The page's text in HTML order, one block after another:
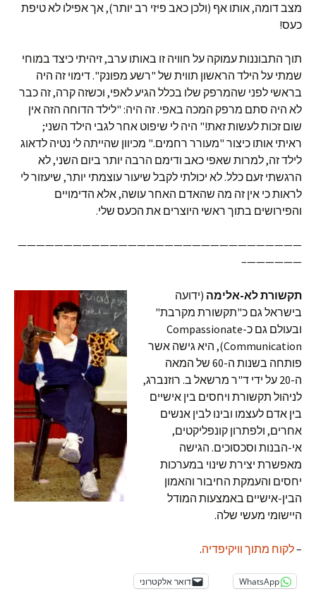
מצב דומה, אותו אף (ולכן כאב פיזי רב יותר), אך אפילו לא טיפת
כעס!
תוך התבוננות עמוקה על חוויה זו באותו ערב, זיהיתי כיצד במוחי
שמתי על הילד הראשון תווית של "רשע מפונק". דימוי זה היה
בראשי לפני שהמרפק שלו בכלל הגיע לאפי, וכשזה קרה, זה כבר
לא היה סתם מרפק המכה באפי. זה היה: "לילד הדוחה הזה אין
שום זכות לעשות זאת!" היה לי שיפוט אחר לגבי הילד השני;
ראיתי אותו כיצור "מעורר רחמים." מכיוון שהייתה לי נטיה לדאוג
לילד זה, למרות שאפי כאב ודימם הרבה יותר ביום השני, לא
הרגשתי זעם כלל. לא יכולתי לקבל שיעור עוצמתי יותר, שיעזור לי
לראות כי אין זה מה שהאדם האחר עושה, אלא הדימויים
והפירושים בתוך ראשי היוצרים את הכעס שלי.
———————————————————————————————
——————–
תקשורת לא-אלימה (ידועה
בישראל גם כ"תקשורת מקרבת"
ובעולם גם כ-Compassionate
Communication), היא גישה אשר
פותחה בשנות ה-60 של המאה
ה-20 על ידי ד"ר מרשאל ב. רוזנברג,
לניהול תקשורת ויחסים בין אישיים
בין אדם לעצמו ובינו לבין אנשים
אחרים, ולפתרון קונפליקטים,
אי-הבנות וסכסוכים. הגישה
מאפשרת יצירת שינוי במערכות
יחסים והעמקת החיבור והאמון
הבין-אישיים באמצעות המודל
היישומי מעשי שלה.
–לקוח מתוך וויקיפדיה.
WhatsApp דואר אלקטרוני